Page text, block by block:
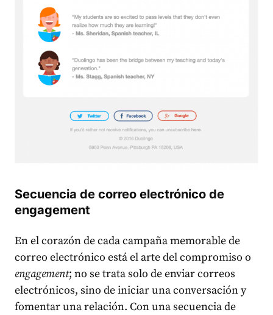
Secuencia de correo electrónico de
engagement
En el corazón de cada campaña memorable de
correo electrónico está el arte del compromiso o
engagement; no se trata solo de enviar correos
electrónicos, sino de iniciar una conversación y
fomentar una relación. Con una secuencia de